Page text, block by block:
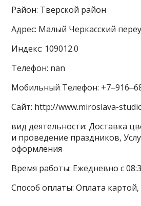
Район: Тверской район
Адрес: Малый Черкасский
Индекс: 109012.0
Телефон: nan
Мобильный Телефон:
Сайт: http://www.miroslava-
вид деятельности: Доставка
и проведение праздников,
оформления
Время работы: Ежедневно с
Способ оплаты: Оплата